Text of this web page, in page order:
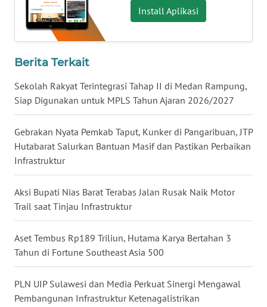
Install Aplikasi
Berita Terkait
Sekolah Rakyat Terintegrasi Tahap II di Medan Rampung,
Siap Digunakan untuk MPLS Tahun Ajaran 2026/2027
Gebrakan Nyata Pemkab Taput, Kunker di Pangaribuan, JTP
Hutabarat Salurkan Bantuan Masif dan Pastikan Perbaikan
Infrastruktur
Aksi Bupati Nias Barat Terabas Jalan Rusak Naik Motor
Trail saat Tinjau Infrastruktur
Aset Tembus Rp189 Triliun, Hutama Karya Bertahan 3
Tahun di Fortune Southeast Asia 500
PLN UIP Sulawesi dan Media Perkuat Sinergi Mengawal
Pembangunan Infrastruktur Ketenagalistrikan
WN
NUSANTARA
WN
WN
JATIM
WN
BALI
WN
KALBAR
WN
KALTENG
WN